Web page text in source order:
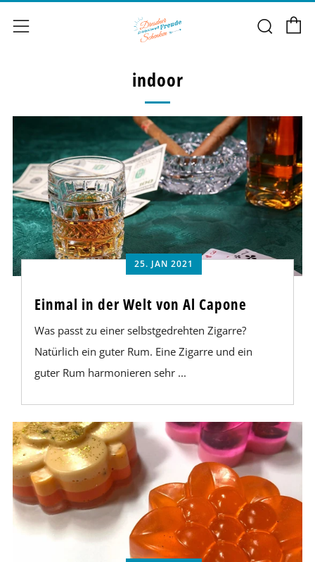
Menü
indoor
25. JAN 2021
Einmal in der Welt von Al Capone
Was passt zu einer selbstgedrehten Zigarre?
Natürlich ein guter Rum. Eine Zigarre und ein
guter Rum harmonieren sehr ...